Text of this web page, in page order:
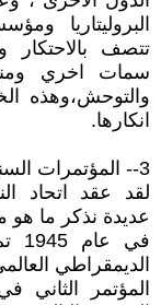
البروليتاريا
تتصف
سمات اخري
والتوحش،وهذه
انكارها.
3-- المؤتمرات السنوية للاتحاد ورئاسته
لقد عقد اتحاد
عديدة نذكر ما هو